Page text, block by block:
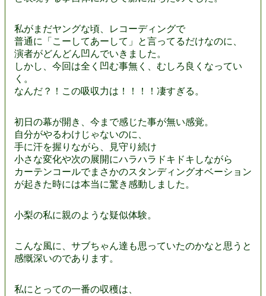
私がまだヤングな頃、レコーディングで
普通に「こーしてあーして」と言ってるだけなのに、
演者がどんどん凹んでいきました。
しかし、今回は全く凹む事無く、むしろ良くなってい
く。
なんだ？！この吸収力は！！！！凄すぎる。
初日の幕が開き、今まで感じた事が無い感覚。
自分がやるわけじゃないのに、
手に汗を握りながら、見守り続け
小さな変化や次の展開にハラハラドキドキしながら
カーテンコールでまさかのスタンディングオベーション
が起きた時には本当に驚き感動しました。
小梨の私に親のような疑似体験。
こんな風に、サブちゃん達も思っていたのかなと思うと
感慨深いのであります。
私にとっての一番の収穫は、